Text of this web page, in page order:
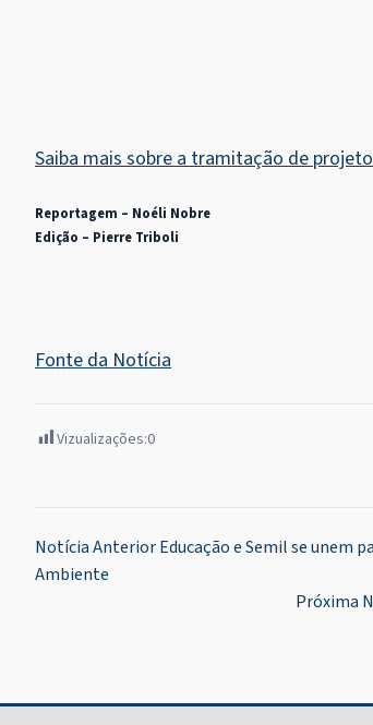
Saiba mais sobre a tramitação de
Reportagem – Noéli Nobre
Edição – Pierre Triboli
Fonte da Notícia
Vizualizações:0
Navegação
Notícia AnteriorEducação e Semil se unem
Ambiente
Próxima